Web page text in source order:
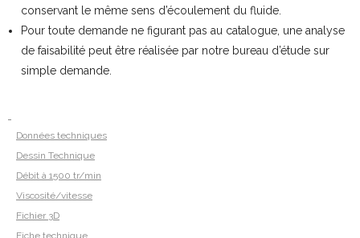
conservant le même sens d’écoulement du fluide.
Pour toute demande ne figurant pas au catalogue, une analyse
de faisabilité peut être réalisée par notre bureau d’étude sur
simple demande.
Données techniques
Dessin Technique
Débit à 1500 tr/min
Viscosité/vitesse
Fichier 3D
Fiche technique